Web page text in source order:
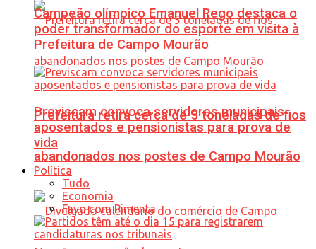
Prefeitura retira cerca de 5 toneladas de fios
abandonados nos postes de Campo Mourão
Campeão olímpico Emanuel Rego destaca o
poder transformador do esporte em visita à
Prefeitura de Campo Mourão
Previscam convoca servidores municipais
aposentados e pensionistas para prova de
vida
Política
Tudo
Economia
Favo com Pimenta